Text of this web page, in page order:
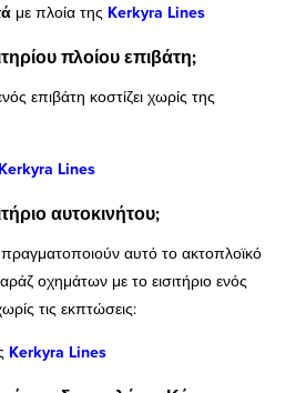
με πλοία της Kerkyra Lines
πλοίου επιβάτη;
επιβάτη κοστίζει χωρίς της
Kerkyra Lines
αυτοκινήτου;
αυτό το ακτοπλοϊκό
οχημάτων με το εισιτήριο ενός
τις εκπτώσεις:
Kerkyra Lines